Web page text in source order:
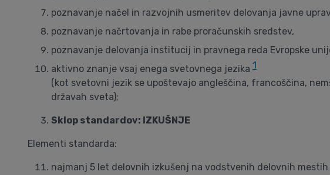
poznavanje načel in razvojnih usmeritev delovanja javne
poznavanje načrtovanja in rabe proračunskih sredstev,
poznavanje delovanja institucij in pravnega reda Evropske
aktivno znanje vsaj enega svetovnega jezika 1
(kot svetovni jezik se upoštevajo angleščina, francoščina,
državah sveta);
Sklop standardov: IZKUŠNJE
Elementi standarda:
najmanj 5 let delovnih izkušenj na vodstvenih delovnih